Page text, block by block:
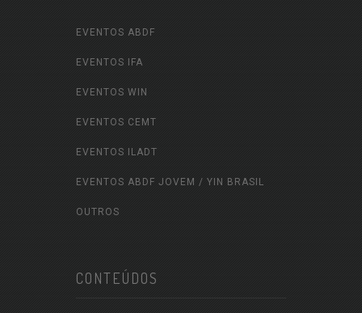
EVENTOS ABDF
EVENTOS IFA
EVENTOS WIN
EVENTOS CEMT
EVENTOS ILADT
EVENTOS ABDF JOVEM / YIN BRASIL
OUTROS
CONTEÚDOS